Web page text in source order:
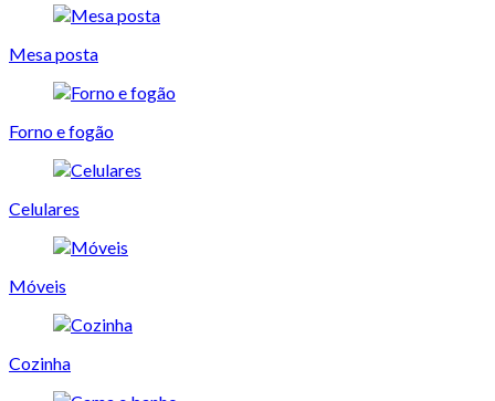
Mesa posta
Forno e fogão
Celulares
Móveis
Cozinha